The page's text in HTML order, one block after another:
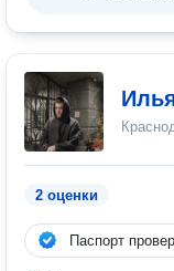
2 оценки
Паспорт